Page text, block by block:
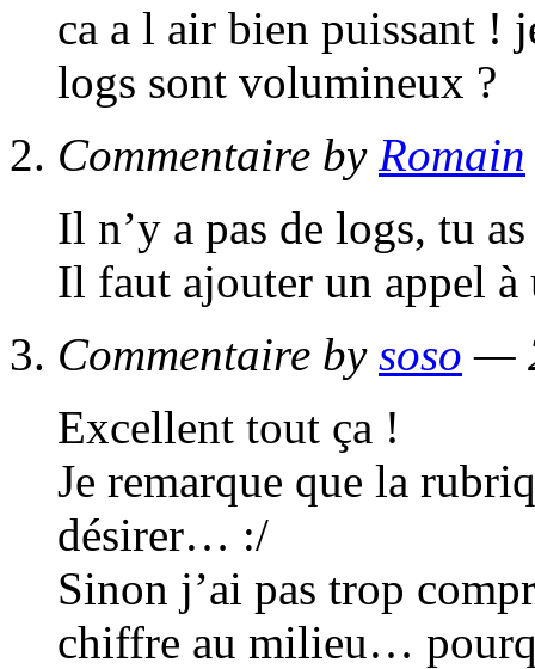
ca a l air bien puissant !
logs sont volumineux ?
Commentaire by Romain
Il n’y a pas de logs, tu
Il faut ajouter un appel à
Commentaire by soso —
Excellent tout ça !
Je remarque que la
désirer… :/
Sinon j’ai pas trop
chiffre au milieu…